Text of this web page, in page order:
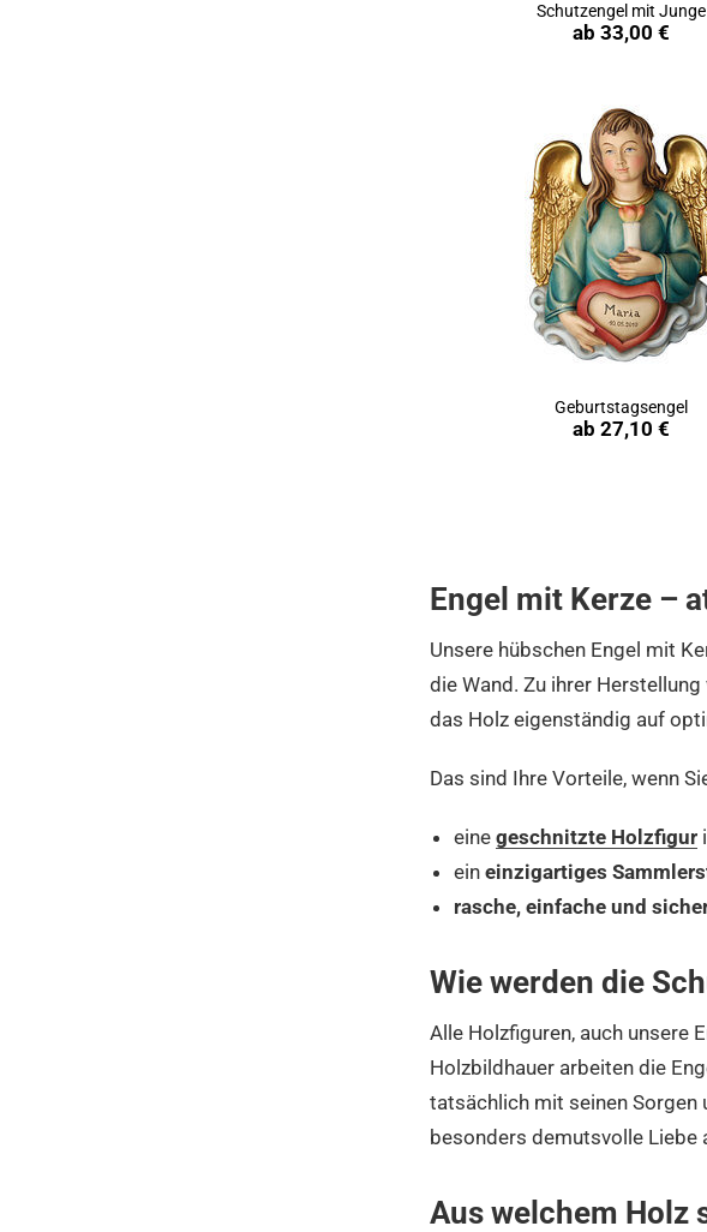
Produkt ansehen
Schutzengel mit Junge
ab 33,00 €
Produkt ansehen
Geburtstagsengel
ab 27,10 €
Engel mit Kerze –
Unsere hübschen Engel mit
die Wand. Zu ihrer
das Holz eigenständig auf
Das sind Ihre Vorteile, wenn
eine geschnitzte Holzfigur
ein einzigartiges
rasche, einfache und
Wie werden die
Alle Holzfiguren, auch unsere
Holzbildhauer arbeiten die
tatsächlich mit seinen Sorgen
besonders demutsvolle Liebe
Aus welchem Holz